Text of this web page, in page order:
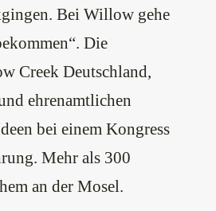
Bei Willow gehe
Die
Creek Deutschland,
ehrenamtlichen
bei einem Kongress
Mehr als 300
an der Mosel.